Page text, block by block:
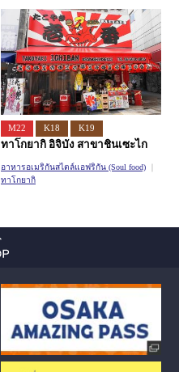
M22 K18 K19
ทาโกยากิ อิจิบัง สาขาชินเซะไก
อาหารอเมริกันสไตล์แอฟริกัน (Soul food)
ทาโกยากิ